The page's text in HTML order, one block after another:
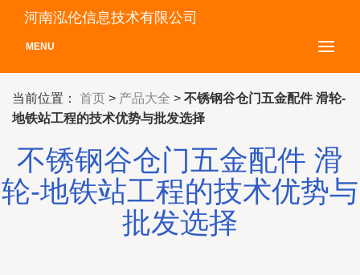
河南泓伦信息技术有限公司
MENU
当前位置： 首页 > 产品大全 > 不锈钢谷仓门五金配件 滑轮-
地铁站工程的技术优势与批发选择
不锈钢谷仓门五金配件 滑
轮-地铁站工程的技术优势与
批发选择